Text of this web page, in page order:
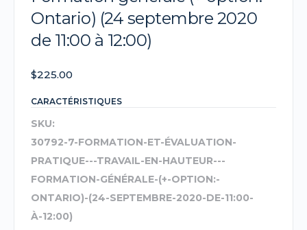
Ontario) (24 septembre 2020
de 11:00 à 12:00)
$225.00
CARACTÉRISTIQUES
SKU:
30792-7-FORMATION-ET-ÉVALUATION-
PRATIQUE---TRAVAIL-EN-HAUTEUR---
FORMATION-GÉNÉRALE-(+-OPTION:-
ONTARIO)-(24-SEPTEMBRE-2020-DE-11:00-
À-12:00)